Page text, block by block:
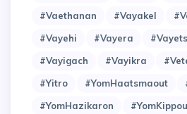
#Vaethanan
#Vayakel
#Vayehi
#Vayera
#Vayigach
#Vayikra
#Yitro
#YomHaatsmaout
#YomHazikaron